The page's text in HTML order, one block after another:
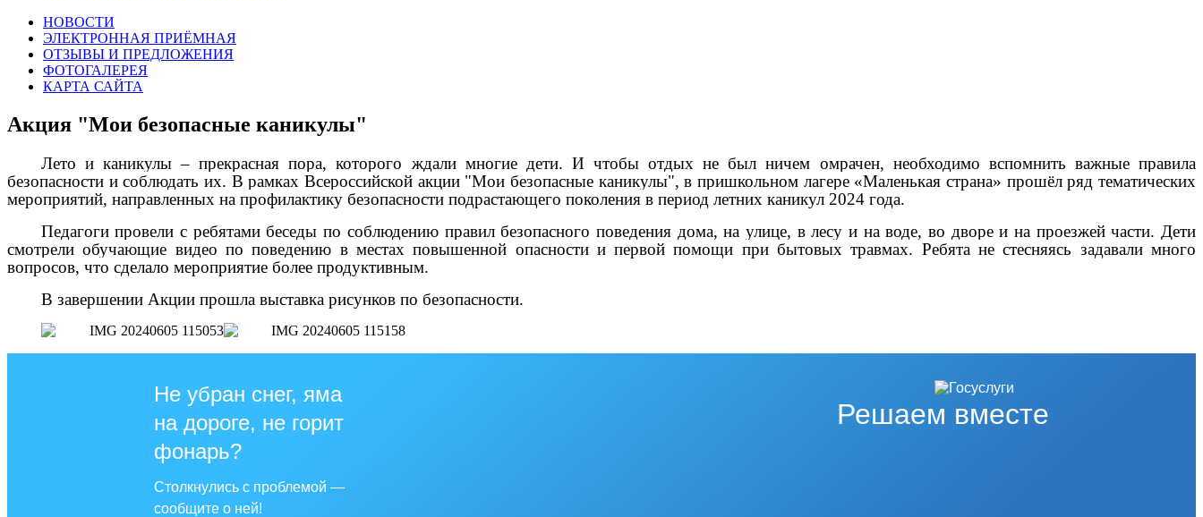
НОВОСТИ
ЭЛЕКТРОННАЯ ПРИЁМНАЯ
ОТЗЫВЫ И ПРЕДЛОЖЕНИЯ
ФОТОГАЛЕРЕЯ
КАРТА САЙТА
Акция "Мои безопасные каникулы"
Лето и каникулы – прекрасная пора, которого ждали многие дети. И чтобы отдых не был ничем омрачен, необходимо вспомнить важные правила
безопасности и соблюдать их. В рамках Всероссийской акции "Мои безопасные каникулы", в пришкольном лагере «Маленькая страна» прошёл ряд тематических
мероприятий, направленных на профилактику безопасности подрастающего поколения в период летних каникул 2024 года.
Педагоги провели с ребятами беседы по соблюдению правил безопасного поведения дома, на улице, в лесу и на воде, во дворе и на проезжей части. Дети
смотрели обучающие видео по поведению в местах повышенной опасности и первой помощи при бытовых травмах. Ребята не стесняясь задавали много
вопросов, что сделало мероприятие более продуктивным.
В завершении Акции прошла выставка рисунков по безопасности.
Решаем вместе
Не убран снег, яма
на дороге, не горит
фонарь?
Столкнулись с проблемой —
сообщите о ней!